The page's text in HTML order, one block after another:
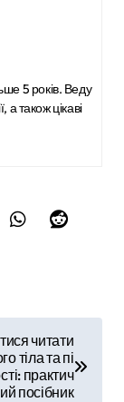
а також цікаві
читати
тіла та пі
практич
посібник